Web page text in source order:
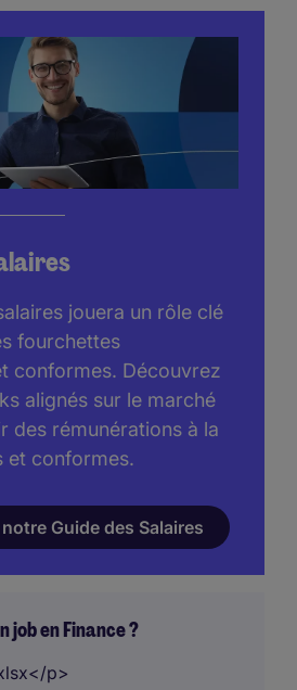
jouera un rôle clé
fourchettes
conformes. Découvrez
alignés sur le marché
des rémunérations à la
et conformes.
Guide des Salaires
job en Finance ?
p>